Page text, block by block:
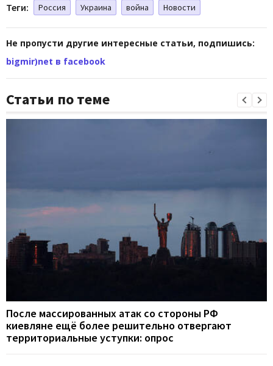
Теги: Россия Украина война Новости
Не пропусти другие интересные статьи, подпишись:
bigmir)net в facebook
Статьи по теме
После массированных атак со стороны РФ
киевляне ещё более решительно отвергают
территориальные уступки: опрос